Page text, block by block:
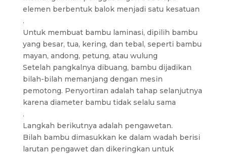
elemen berbentuk balok menjadi satu kesatuan
.
Untuk membuat bambu laminasi, dipilih bambu
yang besar, tua, kering, dan tebal, seperti bambu
mayan, andong, petung, atau wulung
Setelah pangkalnya dibuang, bambu dijadikan
bilah-bilah memanjang dengan mesin
pemotong. Penyortiran adalah tahap selanjutnya
karena diameter bambu tidak selalu sama
.
Langkah berikutnya adalah pengawetan.
Bilah bambu dimasukkan ke dalam wadah berisi
larutan pengawet dan dikeringkan untuk